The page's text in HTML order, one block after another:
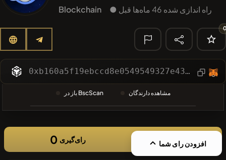
Sirtoken SIR
Chase McCoin CHASE
#2317
اخیر
❌سکه های
اخیر موجود
نیست
Blockchain ● راه اندازی شده 46 ماه‌ها قبل
0xb160a5f19ebccd8e0549549327e43ddd1d023526
باز در BscScan مشاهده دارندگان
0 رای‌گیری افزودن رای شما